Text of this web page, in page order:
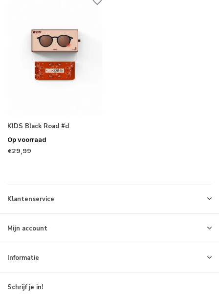
KIDS Black Road #d
Op voorraad
€29,99
Klantenservice
Mijn account
Informatie
Schrijf je in!